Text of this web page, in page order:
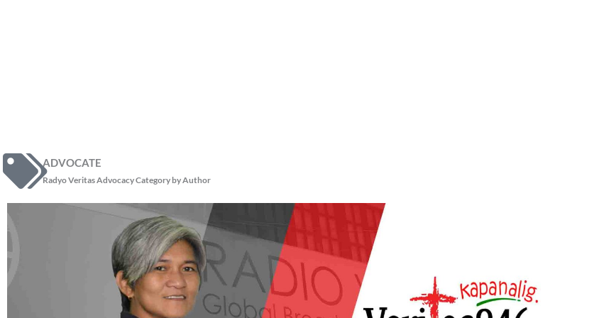
ADVOCATE
Radyo Veritas Advocacy Category by Author